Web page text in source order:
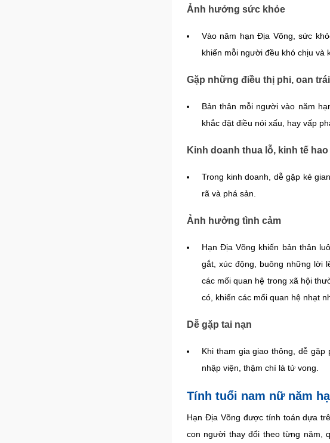
Ảnh hưởng sức khỏe
Vào năm hạn Địa Võng, sức
khiến mỗi người đều khó chịu và
Gặp những điều thị phi, oan trái
Bản thân mỗi người vào năm
khắc đặt điều nói xấu, hay vấp
Kinh doanh thua lỗ, kinh tế
Trong kinh doanh, dễ gặp kẻ
rã và phá sản.
Ảnh hưởng tình cảm
Hạn Địa Võng khiến bản thân
gắt, xúc động, buông những lời
các mối quan hệ trong xã hội
có, khiến các mối quan hệ nhạt
Dễ gặp tai nạn
Khi tham gia giao thông, dễ
nhập viện, thậm chí là tử vong.
Tính tuổi nam nữ năm
Hạn Địa Võng được tính toán dựa
con người thay đổi theo từng năm,